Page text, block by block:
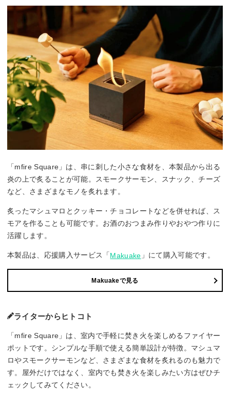
「mfire Square」は、串に刺した小さな食材を、本製品から出る
炎の上で炙ることが可能。スモークサーモン、スナック、チーズ
など、さまざまなモノを炙れます。
炙ったマシュマロとクッキー・チョコレートなどを併せれば、ス
モアを作ることも可能です。お酒のおつまみ作りやおやつ作りに
活躍します。
本製品は、応援購入サービス「Makuake 」にて購入可能です。
Makuakeで見る
ライターからヒトコト
「mfire Square」は、室内で手軽に焚き火を楽しめるファイヤー
ポットです。シンプルな手順で使える簡単設計が特徴。マシュマ
ロやスモークサーモンなど、さまざまな食材を炙れるのも魅力で
す。屋外だけではなく、室内でも焚き火を楽しみたい方はぜひチ
ェックしてみてください。